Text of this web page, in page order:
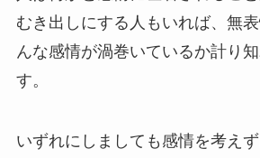
むき出しにする人もいれば、無
んな感情が渦巻いているか計り
す。
いずれにしましても感情を考え